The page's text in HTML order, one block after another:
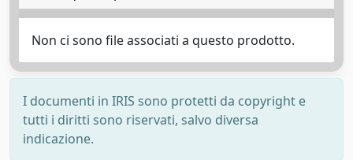
Non ci sono file associati a questo prodotto.
I documenti in IRIS sono protetti da copyright e
tutti i diritti sono riservati, salvo diversa
indicazione.